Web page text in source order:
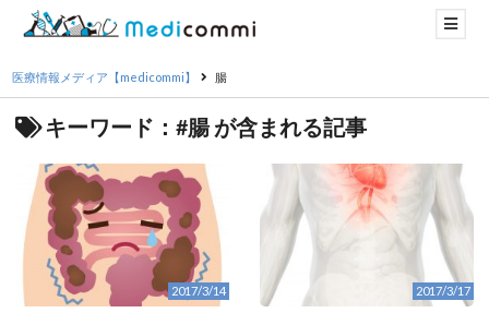
医療情報メディア【medicommi】 腸
キーワード：#腸 が含まれる記事
2017/3/14 2017/3/17